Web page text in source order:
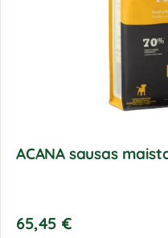
ACANA sausas
65,45 €